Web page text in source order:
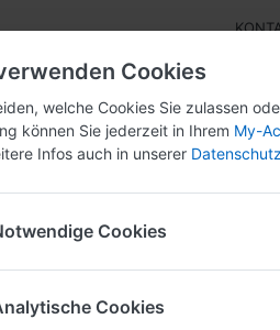
3M™ einseitige
- Heißklebepistolen
3M™
Cookies
welche Cookies Sie zulassen
können Sie jederzeit in Ihrem My-
Infos auch in unserer
Cookies
Cookies